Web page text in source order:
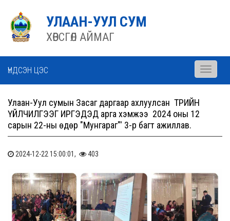
УЛААН-УУЛ СУМ
ХӨВСГӨЛ АЙМАГ
ҮНДСЭН ЦЭС
Toggle
Улаан-Уул сумын Засаг даргаар ахлуулсан ТӨРИЙН
ҮЙЛЧИЛГЭЭГ ИРГЭДЭД арга хэмжээ 2024 оны 12
сарын 22-ны өдөр "Мунгараг"' 3-р багт ажиллав.
2024-12-22 15:00:01, 403